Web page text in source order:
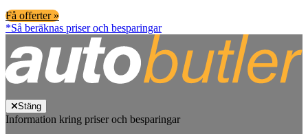
Få offerter »
*Så beräknas priser och besparingar
Stäng
Information kring priser och besparingar